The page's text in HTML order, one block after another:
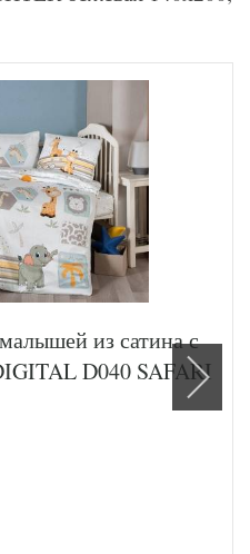
из сатина с
D040 SAFARI